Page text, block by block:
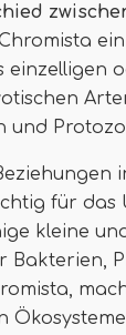
einzelligen
und
für das
kleine